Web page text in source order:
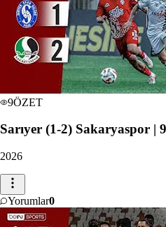
9ÖZET
Sarıyer (1-2) Sakaryaspor
2026
Yorumlar0